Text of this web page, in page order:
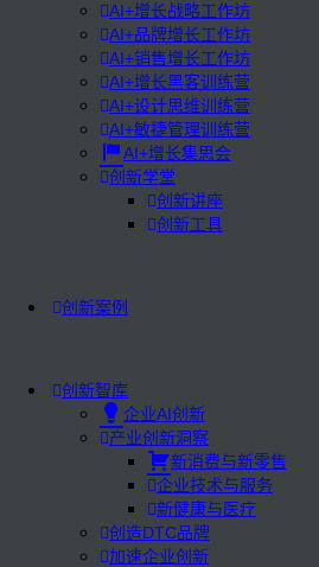
AI+增长战略工作坊
AI+品牌增长工作坊
AI+销售增长工作坊
AI+增长黑客训练营
AI+设计思维训练营
AI+敏捷管理训练营
AI+增长集思会
创新学堂
创新讲座
创新工具
创新案例
创新智库
企业AI创新
产业创新洞察
新消费与新零售
企业技术与服务
新健康与医疗
创造DTC品牌
加速企业创新